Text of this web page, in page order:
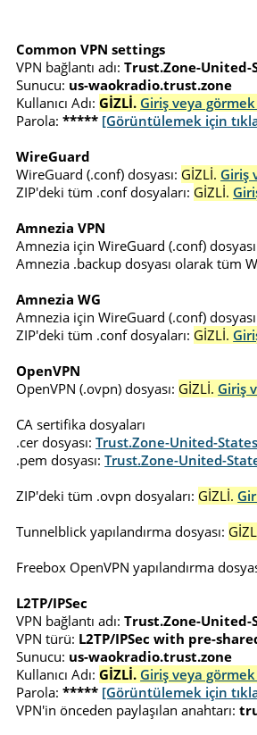
Common VPN settings
VPN bağlantı adı: Trust.Zone-United-
Sunucu: us-waokradio.trust.zone
Kullanıcı Adı: GİZLİ. Giriş veya
Parola: ***** [Görüntülemek için
WireGuard
WireGuard (.conf) dosyası: GİZLİ. Giriş
ZIP'deki tüm .conf dosyaları: GİZLİ.
Amnezia VPN
Amnezia için WireGuard (.conf)
Amnezia .backup dosyası olarak tüm
Amnezia WG
Amnezia için WireGuard (.conf)
ZIP'deki tüm .conf dosyaları: GİZLİ.
OpenVPN
OpenVPN (.ovpn) dosyası: GİZLİ. Giriş
CA sertifika dosyaları
.cer dosyası: Trust.Zone-United-
.pem dosyası: Trust.Zone-United-
ZIP'deki tüm .ovpn dosyaları: GİZLİ.
Tunnelblick yapılandırma dosyası:
Freebox OpenVPN yapılandırma
L2TP/IPSec
VPN bağlantı adı: Trust.Zone-United-
VPN türü: L2TP/IPSec with pre-
Sunucu: us-waokradio.trust.zone
Kullanıcı Adı: GİZLİ. Giriş veya
Parola: ***** [Görüntülemek için
VPN'in önceden paylaşılan anahtarı: